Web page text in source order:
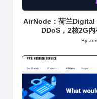
in
AirNode：荷兰Digital
DDoS，2核2G
Posted
By